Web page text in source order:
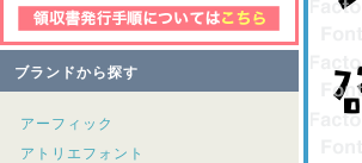
ブランドから探す
アーフィック
アトリエフォント